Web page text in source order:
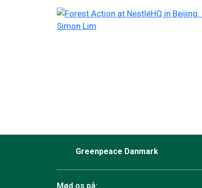
Greenpeace Danmark
Mød os på: